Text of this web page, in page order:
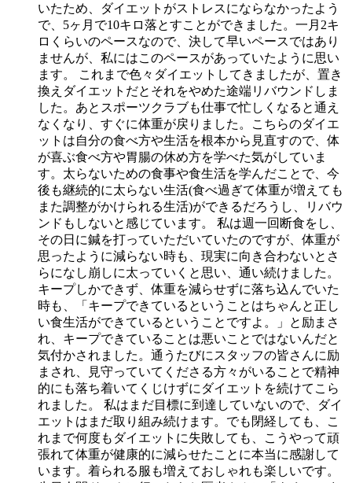
いたため、ダイエットがストレスにならなかったよう
で、5ヶ月で10キロ落とすことができました。一月2キ
ロくらいのペースなので、決して早いペースではあり
ませんが、私にはこのペースがあっていたように思い
ます。 これまで色々ダイエットしてきましたが、置き
換えダイエットだとそれをやめた途端リバウンドしま
した。あとスポーツクラブも仕事で忙しくなると通え
なくなり、すぐに体重が戻りました。こちらのダイエ
ットは自分の食べ方や生活を根本から見直すので、体
が喜ぶ食べ方や胃腸の休め方を学べた気がしていま
す。太らないための食事や食生活を学んだことで、今
後も継続的に太らない生活(食べ過ぎて体重が増えても
また調整がかけられる生活)ができるだろうし、リバウ
ンドもしないと感じています。 私は週一回断食をし、
その日に鍼を打っていただいていたのですが、体重が
思ったように減らない時も、現実に向き合わないとさ
らになし崩しに太っていくと思い、通い続けました。
キープしかできず、体重を減らせずに落ち込んでいた
時も、「キープできているということはちゃんと正し
い食生活ができているということですよ。」と励まさ
れ、キープできていることは悪いことではないんだと
気付かされました。通うたびにスタッフの皆さんに励
まされ、見守っていてくださる方々がいることで精神
的にも落ち着いてくじけずにダイエットを続けてこら
れました。 私はまだ目標に到達していないので、ダイ
エットはまだ取り組み続けます。でも閉経しても、こ
れまで何度もダイエットに失敗しても、こうやって頑
張れて体重が健康的に減らせたことに本当に感謝して
います。着られる服も増えておしゃれも楽しいです。